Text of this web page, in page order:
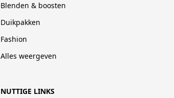
Blenden & boosten
Duikpakken
Fashion
Alles weergeven
NUTTIGE LINKS